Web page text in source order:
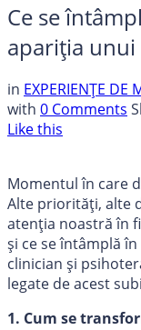
Ce se
apariția unui
in EXPERIENȚE DE
with 0 Comments
Like this
Momentul în care
Alte priorități, alte
atenția noastră în
și ce se întâmplă în
clinician și
legate de acest
1. Cum se